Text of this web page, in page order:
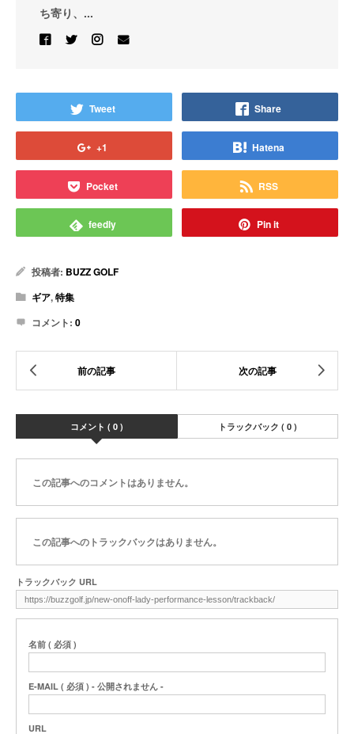
ち寄り、...
Tweet Share
+1 Hatena
Pocket RSS
feedly Pin it
投稿者: BUZZ GOLF
ギア,特集
コメント: 0
コメント ( 0 ) トラックバック ( 0 )
この記事へのコメントはありません。
この記事へのトラックバックはありません。
トラックバック URL
名前 ( 必須 )
E-MAIL ( 必須 ) - 公開されません -
URL